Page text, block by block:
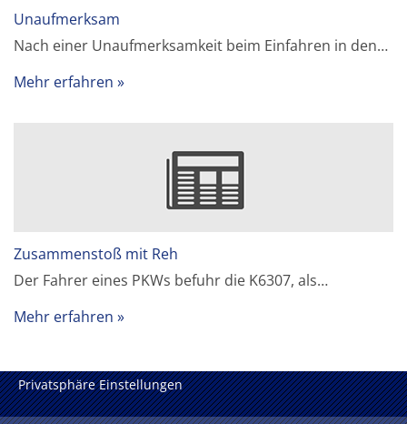
Unaufmerksam
Nach einer Unaufmerksamkeit beim Einfahren in den…
Mehr erfahren
Zusammenstoß mit Reh
Der Fahrer eines PKWs befuhr die K6307, als…
Mehr erfahren
Privatsphäre Einstellungen